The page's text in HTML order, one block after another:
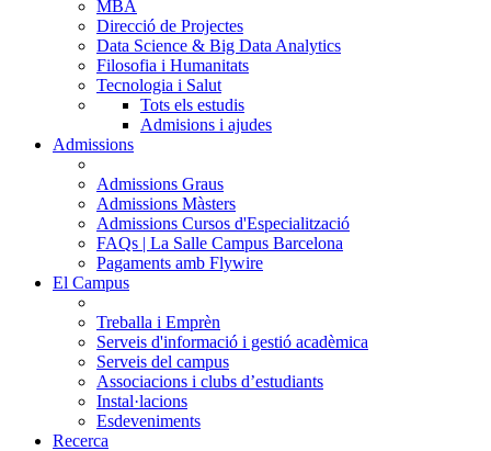
MBA
Direcció de Projectes
Data Science & Big Data Analytics
Filosofia i Humanitats
Tecnologia i Salut
Tots els estudis
Admisions i ajudes
Admissions
Admissions Graus
Admissions Màsters
Admissions Cursos d'Especialització
FAQs | La Salle Campus Barcelona
Pagaments amb Flywire
El Campus
Treballa i Emprèn
Serveis d'informació i gestió acadèmica
Serveis del campus
Associacions i clubs d’estudiants
Instal·lacions
Esdeveniments
Recerca